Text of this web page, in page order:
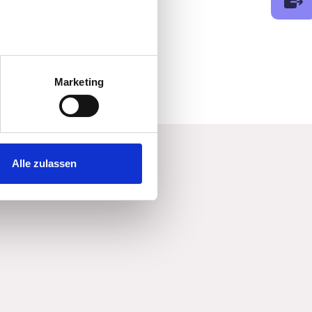
sein können
Präferenzen imAbschnitt
anbieten zu können
Verwendung unserer
diese Informationen
Marketing
Alle zulassen